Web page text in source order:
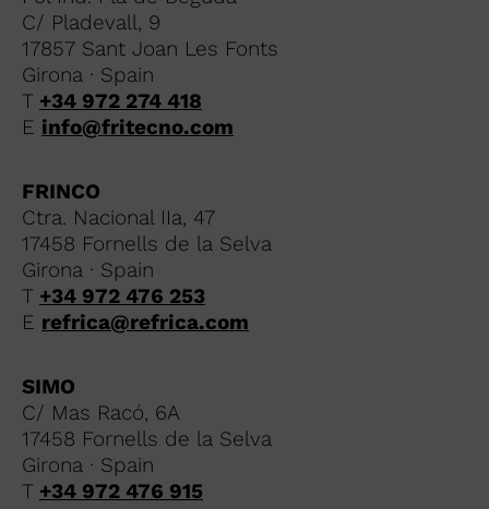
C/ Pladevall, 9
17857 Sant Joan Les Fonts
Girona · Spain
T +34 972 274 418
E info@fritecno.com
FRINCO
Ctra. Nacional IIa, 47
17458 Fornells de la Selva
Girona · Spain
T +34 972 476 253
E refrica@refrica.com
SIMO
C/ Mas Racó, 6A
17458 Fornells de la Selva
Girona · Spain
T +34 972 476 915